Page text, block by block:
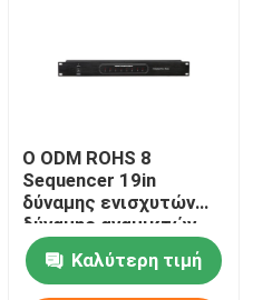
Ο ODM ROHS 8
Sequencer 19in
δύναμης ενισχυτών
δύναμης αναμικτών
καναλιών PA ράφι
τοποθετείΚαλύτερη τιμή